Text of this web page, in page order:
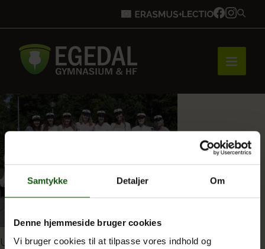
Samtykke Detaljer Om
Denne hjemmeside bruger cookies
Vi bruger cookies til at tilpasse vores indhold og
Forside
Brobygning
Indlægsnavigation
Udgivet iStudenterbilleder 2022